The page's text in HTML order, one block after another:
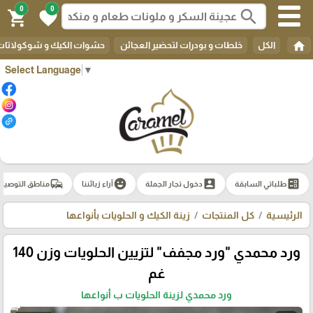
Select Language ▼
search
0
favorite
0
shopping_cart
home الكل خلطات و بودرات لتحضير العجائن حشوات الكيك و
ballotطلباتي السابقة account_box دخول تجار الجملة emoji_emotionsآراء زبائننا commuteمناطق
الرئيسية كل المنتجات زينة الكيك و الحلويات بأنواعها
ورد محمدي "ورد مجفف" لتزيين الحلويات وزن 140
غم
ورد محمدي لزينة الحلويات ب أنواعها